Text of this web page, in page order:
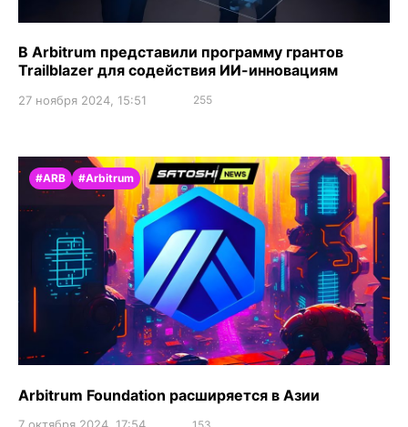
В Arbitrum представили программу грантов
Trailblazer для содействия ИИ-инновациям
27 ноября 2024, 15:51 255
#ARB #Arbitrum
Arbitrum Foundation расширяется в Азии